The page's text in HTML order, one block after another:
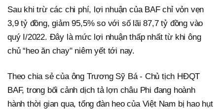
Sau khi trừ các chi phí, lợi nhuận của BAF chỉ vỏn vẹn
3,9 tỷ đồng, giảm 95,5% so với số lãi 87,7 tỷ đồng vào
quý I/2022. Đây là mức lợi nhuận thấp nhất từ khi ông
chủ “heo ăn chay" niêm yết tới nay.
Theo chia sẻ của ông Trương Sỹ Bá - Chủ tịch HĐQT
BAF, trong bối cảnh dịch tả lợn châu Phi đang hoành
hành thời gian qua, tổng đàn heo của Việt Nam bị hao hụt